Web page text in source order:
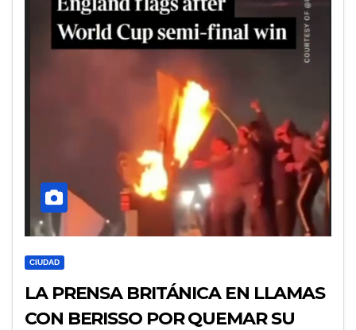
CIUDAD
LA PRENSA BRITÁNICA EN LLAMAS
CON BERISSO POR QUEMAR SU